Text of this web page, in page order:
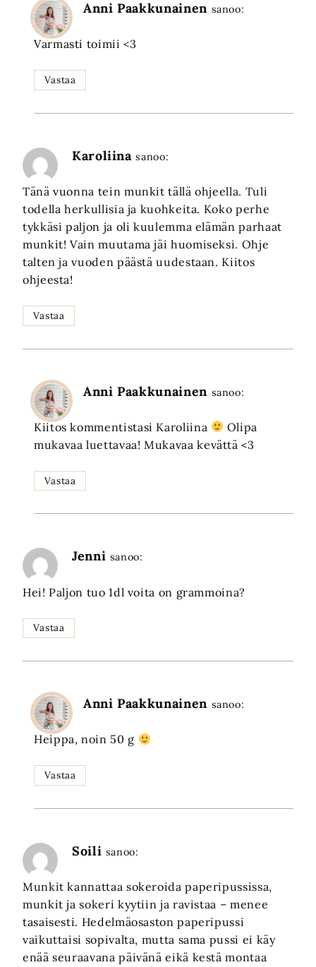
Anni Paakkunainen sanoo:
Varmasti toimii <3
Vastaa
Karoliina sanoo:
Tänä vuonna tein munkit tällä ohjeella. Tuli
todella herkullisia ja kuohkeita. Koko perhe
tykkäsi paljon ja oli kuulemma elämän parhaat
munkit! Vain muutama jäi huomiseksi. Ohje
talten ja vuoden päästä uudestaan. Kiitos
ohjeesta!
Vastaa
Anni Paakkunainen sanoo:
Kiitos kommentistasi Karoliina
Olipa
mukavaa luettavaa! Mukavaa kevättä <3
Vastaa
Jenni sanoo:
Hei! Paljon tuo 1dl voita on grammoina?
Vastaa
Anni Paakkunainen sanoo:
Heippa, noin 50 g
Vastaa
Soili sanoo:
Munkit kannattaa sokeroida paperipussissa,
munkit ja sokeri kyytiin ja ravistaa – menee
tasaisesti. Hedelmäosaston paperipussi
vaikuttaisi sopivalta, mutta sama pussi ei käy
enää seuraavana päivänä eikä kestä montaa